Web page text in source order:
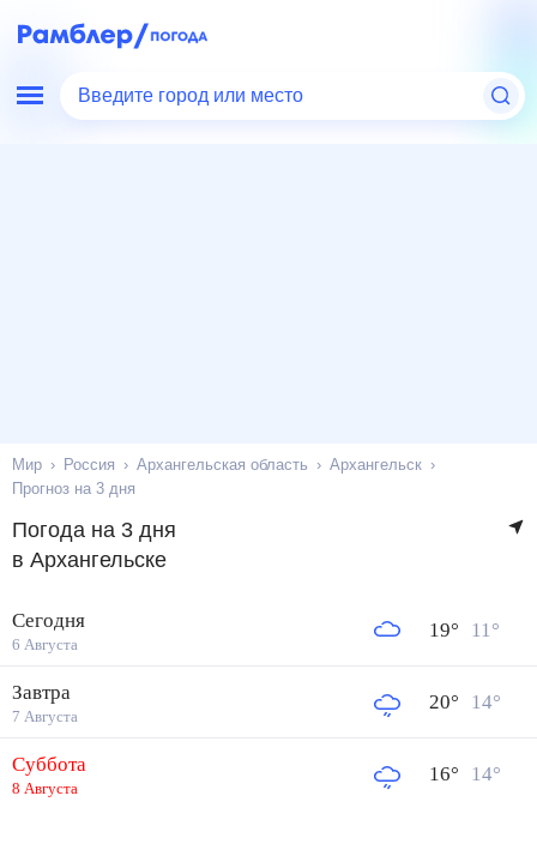
Введите город или место
Мир Россия Архангельская область
Архангельск
Прогноз на 3 дня
Погода на 3 дня
в Архангельске
Сегодня
6 Августа
19° 11°
Завтра
7 Августа
20° 14°
Суббота
8 Августа
16° 14°